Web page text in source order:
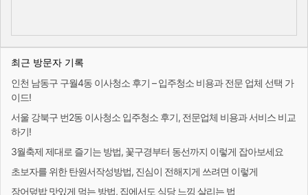
최근 방문자 기록
인천 남동구 구월4동 이사청소 후기 – 입주청소 비용과 전문 업체 선택 가
이드!
서울 강북구 번2동 이사청소 입주청소 후기, 전문업체 비용과 서비스 비교
하기!
3월축제 제대로 즐기는 방법, 꽃구경부터 동선까지 이렇게 잡아보세요
초보자를 위한 탄원서작성방법, 진심이 전해지게 쓰려면 이렇게
장어덮밥 맛있게 먹는 방법, 집에서도 식당 느낌 살리는 법